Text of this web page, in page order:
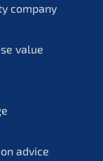
company
value
advice